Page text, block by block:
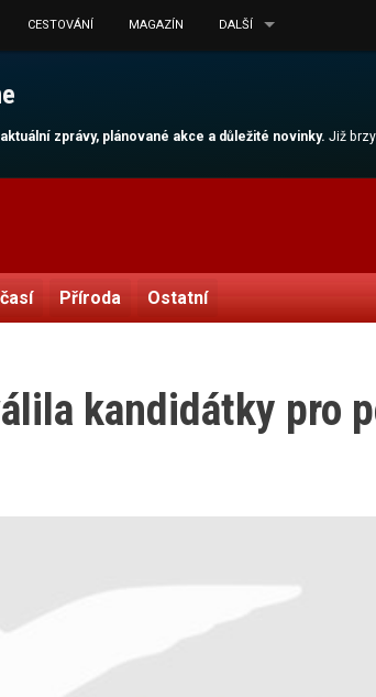
zprávy, plánované akce a důležité novinky.Již
CESTOVÁNÍ MAGAZÍN DALŠÍ
Příroda Ostatní
kandidátky pro